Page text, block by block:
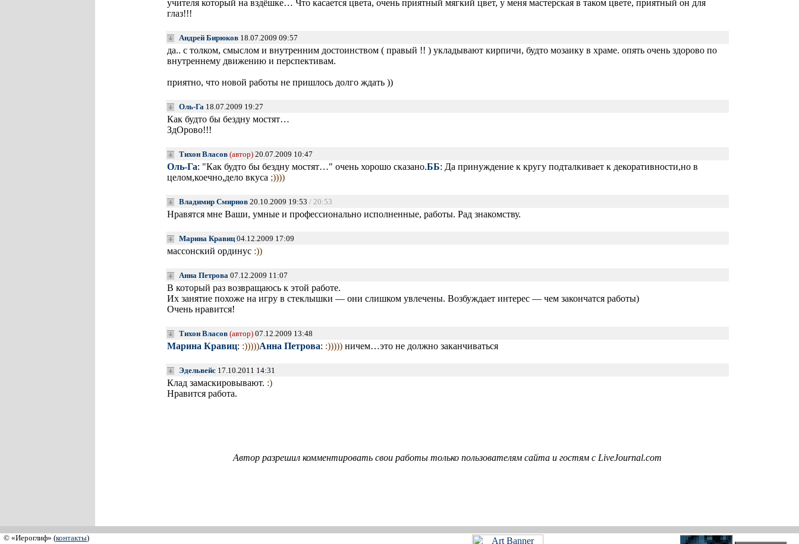
учителя который на вздёшке… Что касается цвета, очень приятный мягкий цвет, у меня мастерская в таком цвете, приятный он для
глаз!!!
Андрей Бирюков18.07.2009 09:57
да.. с толком, смыслом и внутренним достоинством ( правый !! ) укладывают кирпичи, будто мозаику в храме. опять очень здорово по
внутреннему движению и перспективам.
приятно, что новой работы не пришлось долго ждать ))
Оль-Га18.07.2009 19:27
Как будто бы бездну мостят…
ЗдОрово!!!
Тихон Власов (автор)20.07.2009 10:47
Оль-Га: "Как будто бы бездну мостят…" очень хорошо сказано.ББ: Да принуждение к кругу подталкивает к декоративности,но в
целом,коечно,дело вкуса ;))))
Владимир Смирнов20.10.2009 19:53 / 20:53
Нравятся мне Ваши, умные и профессионально исполненные, работы. Рад знакомству.
Марина Кравиц04.12.2009 17:09
массонский ординус :))
Анна Петрова07.12.2009 11:07
В который раз возвращаюсь к этой работе.
Их занятие похоже на игру в стеклышки — они слишком увлечены. Возбуждает интерес — чем закончатся работы)
Очень нравится!
Тихон Власов (автор)07.12.2009 13:48
Марина Кравиц: :)))))Анна Петрова: :)))))ничем…это не должно заканчиваться
Эдельвейс17.10.2011 14:31
Клад замаскировывают. :)
Нравится работа.
Автор разрешил комментировать свои работы только пользователям сайта и гостям с LiveJournal.com
© «Иероглиф» (контакты)